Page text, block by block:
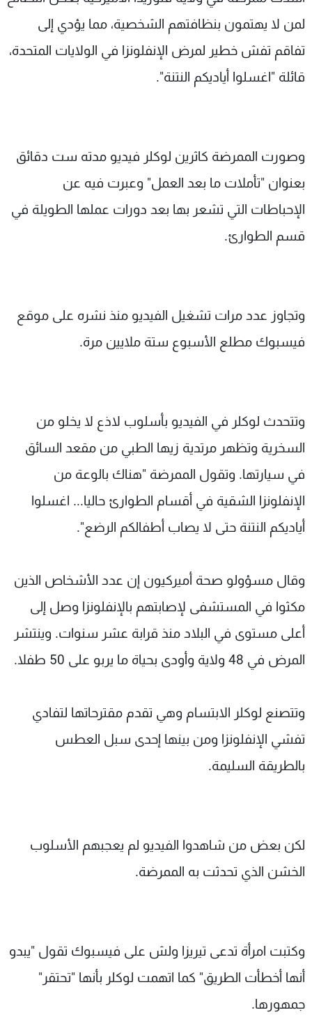
لمن لا يهتمون بنظافتهم الشخصية، مما يؤدي إلى
تفاقم تفش خطير لمرض الإنفلونزا في الولايات المتحدة،
قائلة "اغسلوا أياديكم النتنة".
وصورت الممرضة كاثرين لوكلر فيديو مدته ست دقائق
بعنوان "تأملات ما بعد العمل" وعبرت فيه عن
الإحباطات التي تشعر بها بعد دورات عملها الطويلة في
قسم الطوارئ.
وتجاوز عدد مرات تشغيل الفيديو منذ نشره على موقع
فيسبوك مطلع الأسبوع ستة ملايين مرة.
وتتحدث لوكلر في الفيديو بأسلوب لاذع لا يخلو من
السخرية وتظهر مرتدية زيها الطبي من مقعد السائق
في سيارتها. وتقول الممرضة "هناك بالوعة من
الإنفلونزا الشقية في أقسام الطوارئ حاليا... اغسلوا
أياديكم النتنة حتى لا يصاب أطفالكم الرضع".
وقال مسؤولو صحة أميركيون إن عدد الأشخاص الذين
مكثوا في المستشفى لإصابتهم بالإنفلونزا وصل إلى
أعلى مستوى في البلاد منذ قرابة عشر سنوات. وينتشر
المرض في 48 ولاية وأودى بحياة ما يربو على 50 طفلا.
وتتصنع لوكلر الابتسام وهي تقدم مقترحاتها لتفادي
تفشي الإنفلونزا ومن بينها إحدى سبل العطس
بالطريقة السليمة.
لكن بعض من شاهدوا الفيديو لم يعجبهم الأسلوب
الخشن الذي تحدثت به الممرضة.
وكتبت امرأة تدعى تيريزا ولش على فيسبوك تقول "يبدو
أنها أخطأت الطريق" كما اتهمت لوكلر بأنها "تحتقر"
جمهورها.
شاهد البرامج
الترددات
عن MTV
وظائف